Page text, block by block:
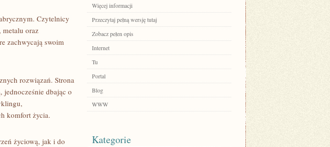
Czytelnicy
metalu oraz
zachwycają swoim
rozwiązań. Strona
jednocześnie dbając o
komfort życia.
życiową, jak i do
Więcej informacji
Przeczytaj pełną wersję tutaj
Zobacz pełen opis
Internet
Tu
Portal
Blog
WWW
Kategorie